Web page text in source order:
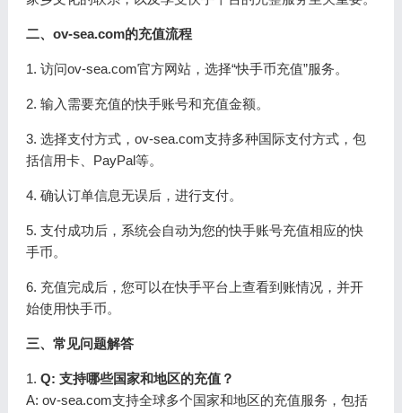
二、ov-sea.com的充值流程
1. 访问ov-sea.com官方网站，选择“快手币充值”服务。
2. 输入需要充值的快手账号和充值金额。
3. 选择支付方式，ov-sea.com支持多种国际支付方式，包
括信用卡、PayPal等。
4. 确认订单信息无误后，进行支付。
5. 支付成功后，系统会自动为您的快手账号充值相应的快
手币。
6. 充值完成后，您可以在快手平台上查看到账情况，并开
始使用快手币。
三、常见问题解答
1. Q: 支持哪些国家和地区的充值？
A: ov-sea.com支持全球多个国家和地区的充值服务，包括